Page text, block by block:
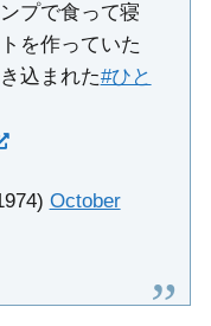
プで食って寝
を作っていた
込まれた#ひと
October